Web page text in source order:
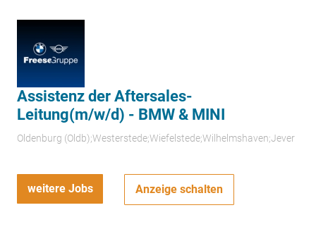
Assistenz der Aftersales-
Leitung(m/w/d) - BMW & MINI
Oldenburg (Oldb);Westerstede;Wiefelstede;Wilhelmshaven;Jever
weitere Jobs Anzeige schalten